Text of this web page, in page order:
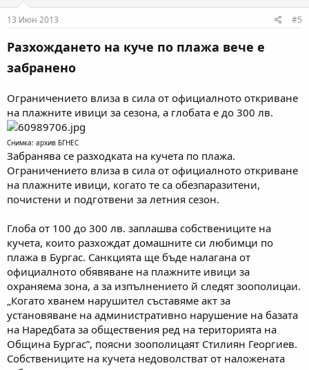
13 Июн 2013 #5
Разхождането на куче по плажа вече е
забранено
Ограничението влиза в сила от официалното откриване
на плажните ивици за сезона, а глобата е до 300 лв.
Снимка: архив БГНЕС
Забранява се разходката на кучета по плажа.
Ограничението влиза в сила от официалното откриване
на плажните ивици, когато те са обезпаразитени,
почистени и подготвени за летния сезон.
Глоба от 100 до 300 лв. заплашва собствениците на
кучета, които разхождат домашните си любимци по
плажа в Бургас. Санкцията ще бъде налагана от
официалното обявяване на плажните ивици за
охраняема зона, а за изпълнението й следят зоополицаи.
„Когато хванем нарушител съставяме акт за
установяване на административно нарушение на базата
на Наредбата за обществения ред на територията на
Община Бургас”, поясни зоополицаят Стилиян Георгиев.
Собствениците на кучета недоволстват от наложената